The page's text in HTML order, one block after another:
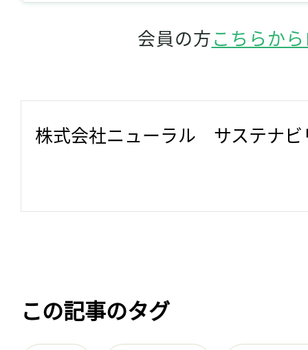
会員の方こちらか
株式会社ニューラル　サステナ
この記事のタグ